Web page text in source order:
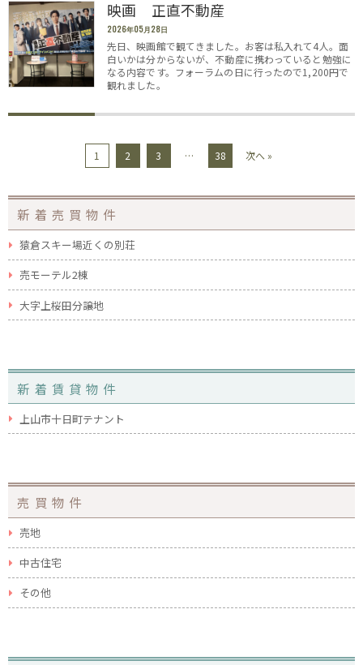
映画 正直不動産
2026年05月28日
先日、映画館で観てきました。お客は私入れて4人。面
白いかは分からないが、不動産に携わっていると勉強に
なる内容です。フォーラムの日に行ったので1,200円で
観れました。
1 2 3 … 38 次へ »
新着売買物件
猿倉スキー場近くの別荘
売モーテル2棟
大字上桜田分譲地
新着賃貸物件
上山市十日町テナント
売買物件
売地
中古住宅
その他